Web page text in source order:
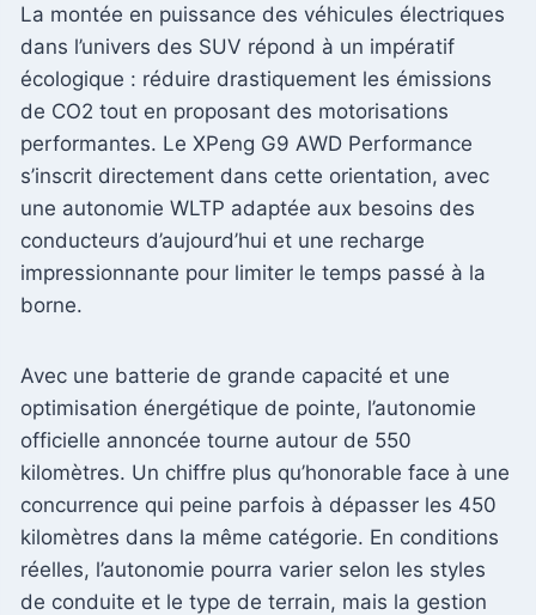
La montée en puissance des véhicules électriques
dans l’univers des SUV répond à un impératif
écologique : réduire drastiquement les émissions
de CO2 tout en proposant des motorisations
performantes. Le XPeng G9 AWD Performance
s’inscrit directement dans cette orientation, avec
une autonomie WLTP adaptée aux besoins des
conducteurs d’aujourd’hui et une recharge
impressionnante pour limiter le temps passé à la
borne.
Avec une batterie de grande capacité et une
optimisation énergétique de pointe, l’autonomie
officielle annoncée tourne autour de 550
kilomètres. Un chiffre plus qu’honorable face à une
concurrence qui peine parfois à dépasser les 450
kilomètres dans la même catégorie. En conditions
réelles, l’autonomie pourra varier selon les styles
de conduite et le type de terrain, mais la gestion